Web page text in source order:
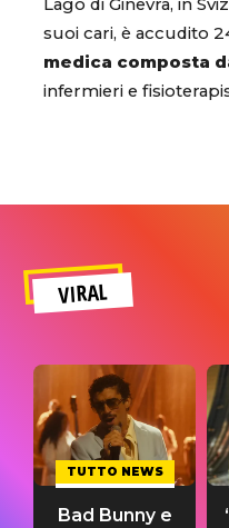
Lago di Ginevra, in
suoi cari, è accudito
medica composta
infermieri e
VIRAL
TUTTO NEWS
Bad Bunny e